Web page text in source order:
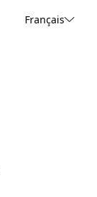
Français